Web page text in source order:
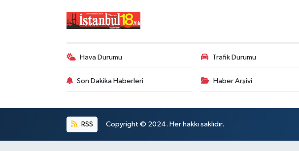
Hava Durumu Trafik Durumu
Son Dakika Haberleri Haber Arşivi
RSS Copyright © 2024. Her hakkı saklıdır.